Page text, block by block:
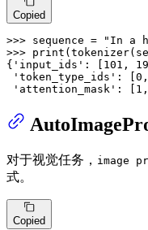
Copied
>>> sequence =
"In a
>>> print
{ 'input_ids' : [ 101 ,
'token_type_ids' : [ 0
'attention_mask' : [ 1
对于视觉任务， image
式。
Copied